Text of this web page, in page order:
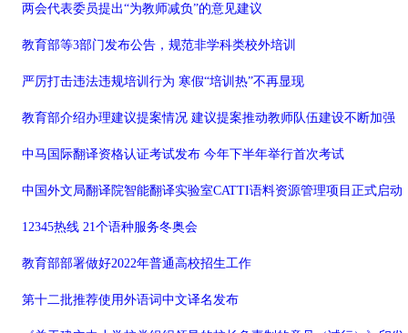
两会代表委员提出“为教师减负”的意见建议
教育部等3部门发布公告，规范非学科类校外培训
严厉打击违法违规培训行为 寒假“培训热”不再显现
教育部介绍办理建议提案情况 建议提案推动教师队伍建设不断加强
中马国际翻译资格认证考试发布 今年下半年举行首次考试
中国外文局翻译院智能翻译实验室CATTI语料资源管理项目正式启动
12345热线 21个语种服务冬奥会
教育部部署做好2022年普通高校招生工作
第十二批推荐使用外语词中文译名发布